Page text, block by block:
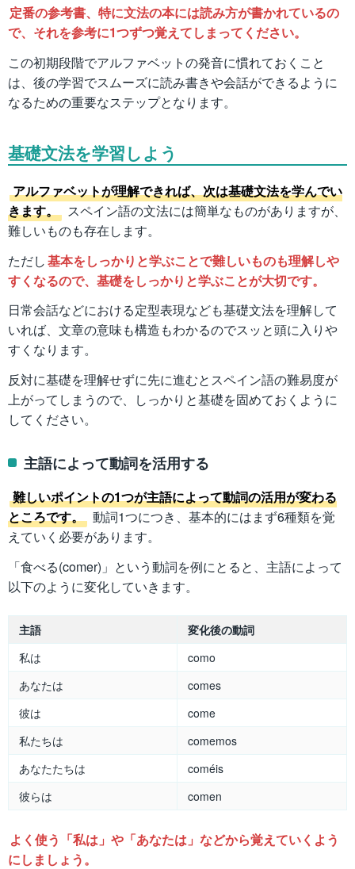
定番の参考書、特に文法の本には読み方が書かれているの
で、それを参考に1つずつ覚えてしまってください。
この初期段階でアルファベットの発音に慣れておくこと
は、後の学習でスムーズに読み書きや会話ができるように
なるための重要なステップとなります。
基礎文法を学習しよう
アルファベットが理解できれば、次は基礎文法を学んでい
きます。 スペイン語の文法には簡単なものがありますが、
難しいものも存在します。
ただし基本をしっかりと学ぶことで難しいものも理解しや
すくなるので、基礎をしっかりと学ぶことが大切です。
日常会話などにおける定型表現なども基礎文法を理解して
いれば、文章の意味も構造もわかるのでスッと頭に入りや
すくなります。
反対に基礎を理解せずに先に進むとスペイン語の難易度が
上がってしまうので、しっかりと基礎を固めておくように
してください。
主語によって動詞を活用する
難しいポイントの1つが主語によって動詞の活用が変わる
ところです。 動詞1つにつき、基本的にはまず6種類を覚
えていく必要があります。
「食べる(comer)」という動詞を例にとると、主語によって
以下のように変化していきます。
主語
変化後の動詞
私は
como
あなたは
comes
彼は
come
私たちは
comemos
あなたたちは
coméis
彼らは
comen
よく使う「私は」や「あなたは」などから覚えていくよう
にしましょう。